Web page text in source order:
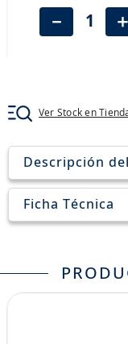
＋
－
Ver Stock en
Descripción
Ficha Técnica
aceite
255